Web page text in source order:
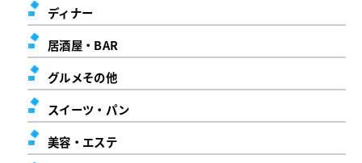
ディナー
居酒屋・BAR
グルメその他
スイーツ・パン
美容・エステ